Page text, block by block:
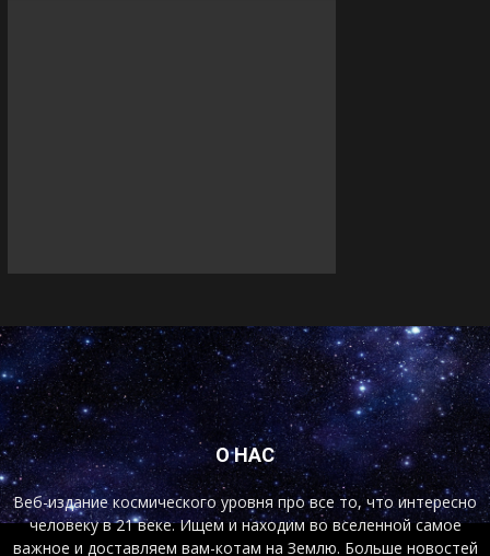
О НАС
Веб-издание космического уровня про все то, что интересно
человеку в 21 веке. Ищем и находим во вселенной самое
важное и доставляем вам-котам на Землю. Больше новостей